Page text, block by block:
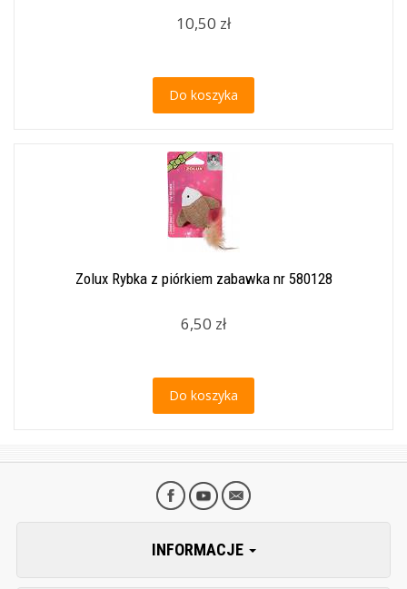
10,50 zł
Do koszyka
Zolux Rybka z piórkiem zabawka nr 580128
6,50 zł
Do koszyka
INFORMACJE